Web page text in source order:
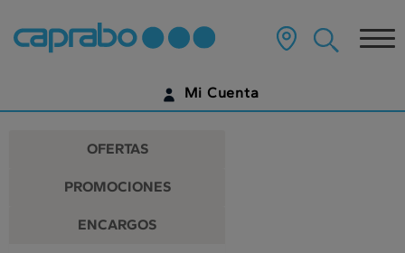
Promociones
y
descuentos
en
nuestros
supermercados
contenido
página
Mi Cuenta
¿AÚN NO TIENES UNA CUENTA DIGITAL?
OFERTAS
PROMOCIONES
ENCARGOS